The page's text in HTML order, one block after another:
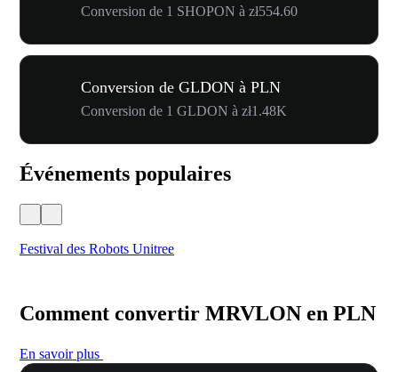
Conversion de 1 SHOPON à zł554.60
Conversion de GLDON à PLN
Conversion de 1 GLDON à zł1.48K
Événements populaires
Festival des Robots Unitree
Comment convertir MRVLON en PLN
En savoir plus